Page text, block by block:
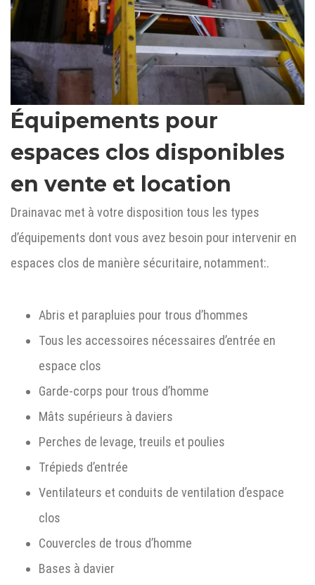
Équipements pour
espaces clos disponibles
en vente et location
Drainavac met à votre disposition tous les types
d’équipements dont vous avez besoin pour intervenir en
espaces clos de manière sécuritaire, notamment:.
Abris et parapluies pour trous d’hommes
Tous les accessoires nécessaires d’entrée en
espace clos
Garde-corps pour trous d’homme
Mâts supérieurs à daviers
Perches de levage, treuils et poulies
Trépieds d’entrée
Ventilateurs et conduits de ventilation d’espace
clos
Couvercles de trous d’homme
Bases à davier